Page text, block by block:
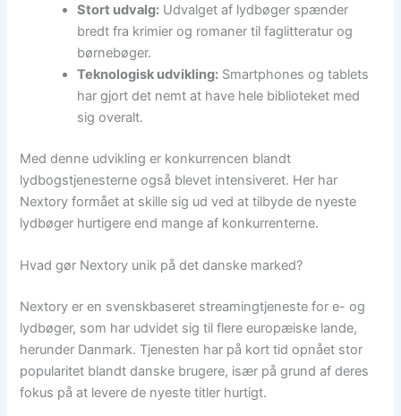
Stort udvalg: Udvalget af lydbøger spænder
bredt fra krimier og romaner til faglitteratur og
børnebøger.
Teknologisk udvikling: Smartphones og tablets
har gjort det nemt at have hele biblioteket med
sig overalt.
Med denne udvikling er konkurrencen blandt
lydbogstjenesterne også blevet intensiveret. Her har
Nextory formået at skille sig ud ved at tilbyde de nyeste
lydbøger hurtigere end mange af konkurrenterne.
Hvad gør Nextory unik på det danske marked?
Nextory er en svenskbaseret streamingtjeneste for e- og
lydbøger, som har udvidet sig til flere europæiske lande,
herunder Danmark. Tjenesten har på kort tid opnået stor
popularitet blandt danske brugere, især på grund af deres
fokus på at levere de nyeste titler hurtigt.